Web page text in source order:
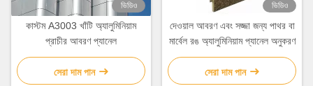
ভিডিও
কাস্টম A3003 খাঁটি অ্যালুমিনিয়াম
প্রাচীর আবরণ প্যানেল
সেরা দাম পান
ভিডিও
দেওয়াল আবরণ এবং সজ্জা জন্য পাথর বা
মার্বেল রঙ অ্যালুমিনিয়াম প্যানেল অনুকরণ
সেরা দাম পান